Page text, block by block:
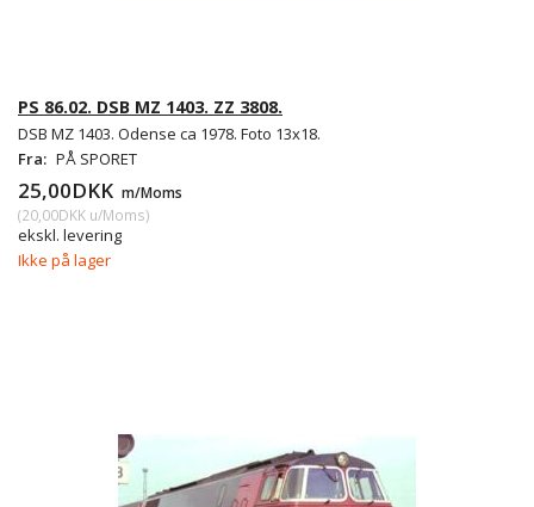
PS 86.02. DSB MZ 1403. ZZ 3808.
DSB MZ 1403. Odense ca 1978. Foto 13x18.
Fra: PÅ SPORET
25,00DKK m/Moms
(20,00DKK u/Moms)
ekskl. levering
Ikke på lager